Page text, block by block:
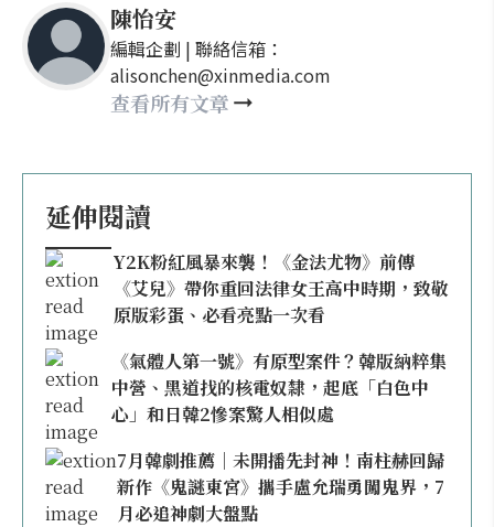
陳怡安
編輯企劃 | 聯絡信箱：
alisonchen@xinmedia.com
查看所有文章
延伸閱讀
Y2K粉紅風暴來襲！《金法尤物》前傳
《艾兒》帶你重回法律女王高中時期，致敬
原版彩蛋、必看亮點一次看
《氣體人第一號》有原型案件？韓版納粹集
中營、黑道找的核電奴隸，起底「白色中
心」和日韓2慘案驚人相似處
7月韓劇推薦｜未開播先封神！南柱赫回歸
新作《鬼謎東宮》攜手盧允瑞勇闖鬼界，7
月必追神劇大盤點